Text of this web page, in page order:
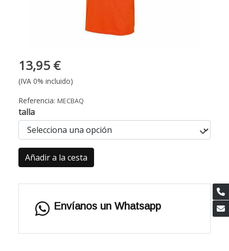
13,95 €
(IVA 0% incluido)
Referencia: MECBAQ
talla
Añadir a la cesta
Envíanos un Whatsapp